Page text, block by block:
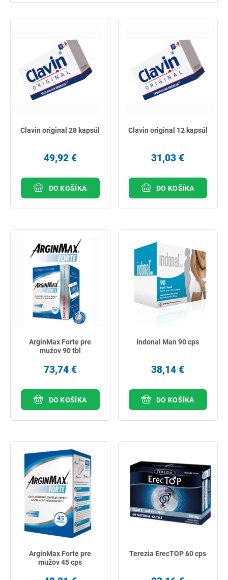
najpredávanejšie
podľa názvu od A
Clavin original 28 kapsúl
49,92 €
DO KOŠÍKA
Clavin original 12 kapsúl
31,03 €
DO KOŠÍKA
ArginMax Forte pre
mužov 90 tbl
73,74 €
DO KOŠÍKA
Indonal Man 90 cps
38,14 €
DO KOŠÍKA
ArginMax Forte pre
mužov 45 cps
Terezia ErecTOP 60 cps